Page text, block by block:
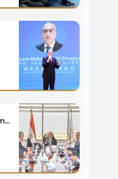
Après avoir prêté serment constitutionnel devant Son Excellence. le Président/ Abdel Fattah Al-Sisi, le Ministre de l'Investissement et du Commerce extérieur, Dr /Mohamed Farid, fixe les priorités et émet des missions urgentes aux dirigeants et organes affilés au Ministère.